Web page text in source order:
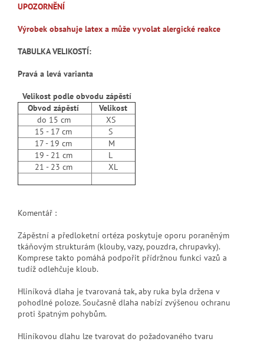
UPOZORNĚNÍ
Výrobek obsahuje latex a může vyvolat alergické reakce
TABULKA VELIKOSTÍ:
Pravá a levá varianta
Velikost podle obvodu zápěstí
Obvod zápěstí
Velikost
do 15 cm
XS
15 - 17 cm
S
17 - 19 cm
M
19 - 21 cm
L
21 - 23 cm
XL
Komentář :
Zápěstní a předloketní ortéza poskytuje oporu poraněným
tkáňovým strukturám (klouby, vazy, pouzdra, chrupavky).
Komprese takto pomáhá podpořit přídržnou funkci vazů a
tudíž odlehčuje kloub.
Hliníková dlaha je tvarovaná tak, aby ruka byla držena v
pohodlné poloze. Současně dlaha nabízí zvýšenou ochranu
proti špatným pohybům.
Hliníkovou dlahu lze tvarovat do požadovaného tvaru